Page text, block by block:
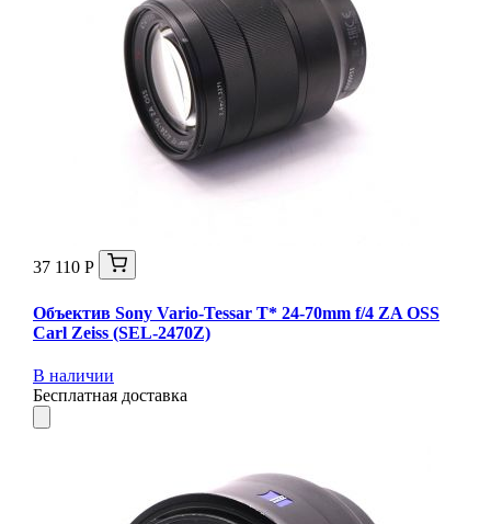
37 110 Р
Объектив Sony Vario-Tessar T* 24-70mm f/4 ZA OSS
Carl Zeiss (SEL-2470Z)
В наличии
Бесплатная доставка